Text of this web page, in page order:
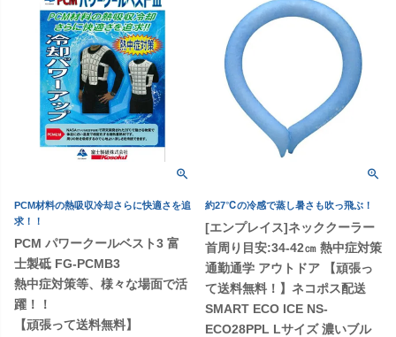
PCM材料の熱吸収冷却さらに快適さを追
求！！
PCM パワークールベスト3 富
士製砥 FG-PCMB3
熱中症対策等、様々な場面で活
躍！！
【頑張って送料無料】
約27℃の冷感で蒸し暑さも吹っ飛ぶ！
[エンプレイス]ネッククーラー
首周り目安:34-42㎝ 熱中症対策
通勤通学 アウトドア 【頑張っ
て送料無料！】ネコポス配送
SMART ECO ICE NS-
ECO28PPL Lサイズ 濃いブル